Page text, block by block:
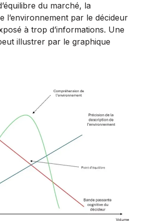
du marché, la
l’environnement par le décideur
à trop d’informations. Une
illustrer par le graphique